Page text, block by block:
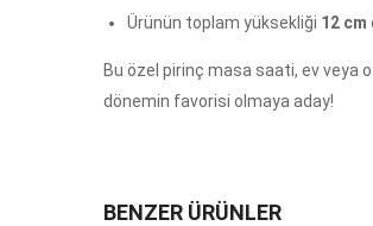
Ürünün toplam yüksekliği 12 cm
Bu özel pirinç masa saati, ev veya
dönemin favorisi olmaya aday!
BENZER ÜRÜNLER